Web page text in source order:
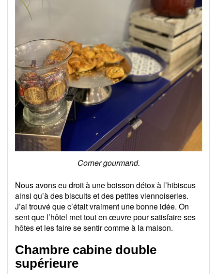
Corner gourmand.
Nous avons eu droit à une boisson détox à l’hibiscus
ainsi qu’à des biscuits et des petites viennoiseries.
J’ai trouvé que c’était vraiment une bonne idée. On
sent que l’hôtel met tout en œuvre pour satisfaire ses
hôtes et les faire se sentir comme à la maison.
Chambre cabine double
supérieure